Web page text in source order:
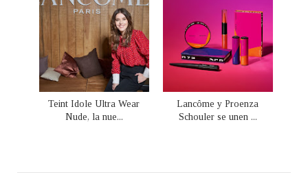
Teint Idole Ultra Wear
Nude, la nue...
Lancôme y Proenza
Schouler se unen ...